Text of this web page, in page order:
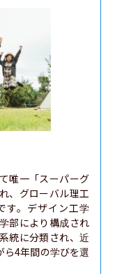
唯一「スーパーグ
、グローバル理工
す。デザイン工学
部により構成され
統に分類され、近
ら4年間の学びを選